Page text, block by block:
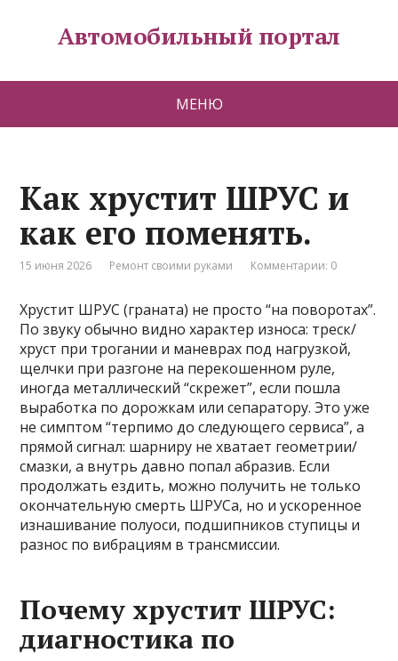
Автомобильный портал
МЕНЮ
Как хрустит ШРУС и
как его поменять.
15 июня 2026 Ремонт своими руками Комментарии: 0
Хрустит ШРУС (граната) не просто “на поворотах”.
По звуку обычно видно характер износа: треск/
хруст при трогании и маневрах под нагрузкой,
щелчки при разгоне на перекошенном руле,
иногда металлический “скрежет”, если пошла
выработка по дорожкам или сепаратору. Это уже
не симптом “терпимо до следующего сервиса”, а
прямой сигнал: шарниру не хватает геометрии/
смазки, а внутрь давно попал абразив. Если
продолжать ездить, можно получить не только
окончательную смерть ШРУСа, но и ускоренное
изнашивание полуоси, подшипников ступицы и
разнос по вибрациям в трансмиссии.
Почему хрустит ШРУС:
диагностика по